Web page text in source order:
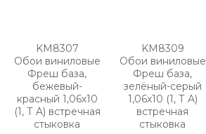
KM8307
Обои виниловые
Фреш база,
бежевый-
красный 1,06х10
(1, Т A) встречная
стыковка
KM8309
Обои виниловые
Фреш база,
зелёный-серый
1,06х10 (1, Т A)
встречная
стыковка